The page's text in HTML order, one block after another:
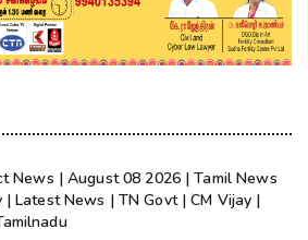
News | August 08 2026 | Tamil News
| Latest News | TN Govt | CM Vijay |